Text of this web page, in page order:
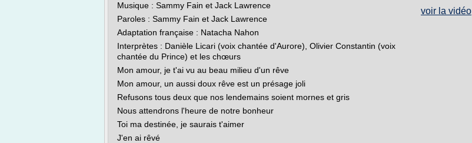
voir la vidéo
Musique : Sammy Fain et Jack Lawrence
Paroles : Sammy Fain et Jack Lawrence
Adaptation française : Natacha Nahon
Interprètes : Danièle Licari (voix chantée d'Aurore), Olivier Constantin (voix
chantée du Prince) et les chœurs
Mon amour, je t'ai vu au beau milieu d'un rêve
Mon amour, un aussi doux rêve est un présage joli
Refusons tous deux que nos lendemains soient mornes et gris
Nous attendrons l'heure de notre bonheur
Toi ma destinée, je saurais t'aimer
J'en ai rêvé